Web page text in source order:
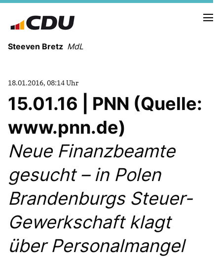
Steeven Bretz MdL
VITA
WAHLKREISBESUCHE
PRESSEFOTOS
MEIN BÜRGERBÜRO
MEIN WAHLKREIS
ZIELE
Redebeiträge
Anträge CDU
Kleine Anfragen
18.01.2016, 08:14 Uhr
15.01.16 | PNN (Quelle:
www.pnn.de)
Neue Finanzbeamte
gesucht – in Polen
Brandenburgs Steuer-
Gewerkschaft klagt
über Personalmangel